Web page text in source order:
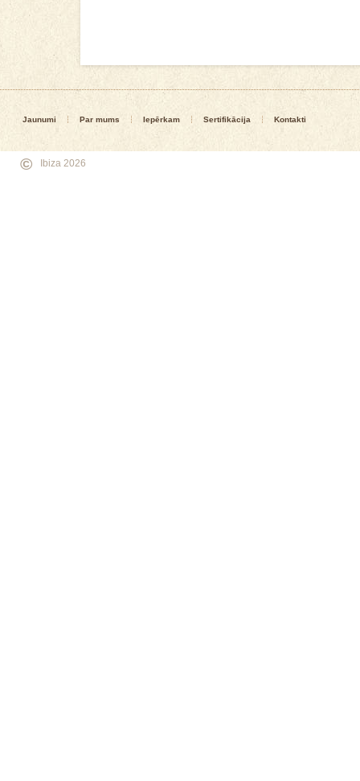
Jaunumi Par mums Iepērkam Sertifikācija Kontakti
© Ibiza 2026